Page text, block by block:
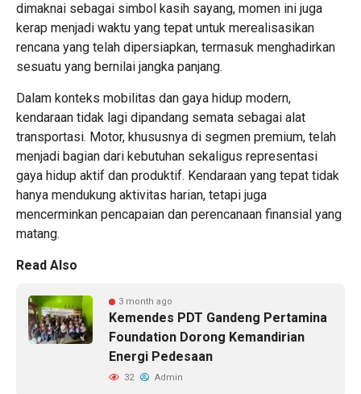
dimaknai sebagai simbol kasih sayang, momen ini juga
kerap menjadi waktu yang tepat untuk merealisasikan
rencana yang telah dipersiapkan, termasuk menghadirkan
sesuatu yang bernilai jangka panjang.
Dalam konteks mobilitas dan gaya hidup modern,
kendaraan tidak lagi dipandang semata sebagai alat
transportasi. Motor, khususnya di segmen premium, telah
menjadi bagian dari kebutuhan sekaligus representasi
gaya hidup aktif dan produktif. Kendaraan yang tepat tidak
hanya mendukung aktivitas harian, tetapi juga
mencerminkan pencapaian dan perencanaan finansial yang
matang.
Read Also
3 month ago
Kemendes PDT Gandeng Pertamina
Foundation Dorong Kemandirian
Energi Pedesaan
32 Admin